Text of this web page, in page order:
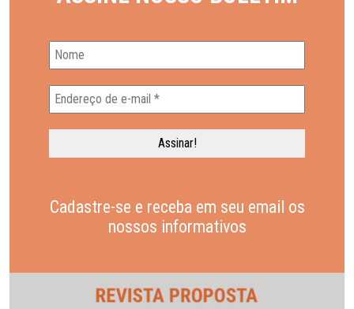
Cadastre-se e receba em seu email os
nossos informativos